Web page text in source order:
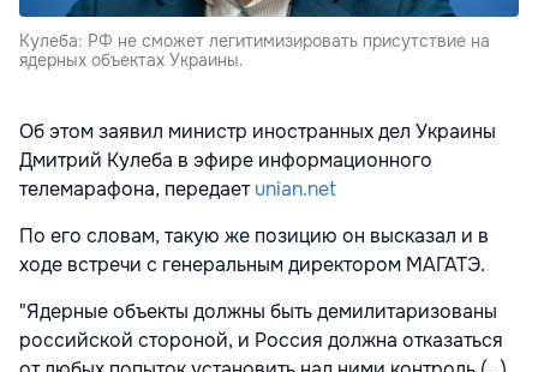
Кулеба: РФ не сможет легитимизировать присутствие на
ядерных объектах Украины.
Об этом заявил министр иностранных дел Украины
Дмитрий Кулеба в эфире информационного
телемарафона, передаетunian.net
По его словам, такую же позицию он высказал и в
ходе встречи с генеральным директором МАГАТЭ.
"Ядерные объекты должны быть демилитаризованы
российской стороной, и Россия должна отказаться